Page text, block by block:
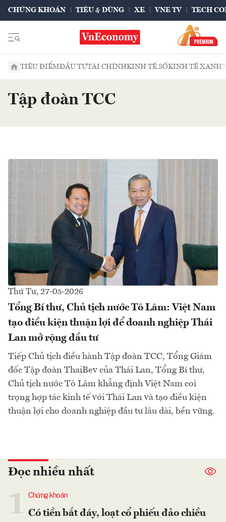
CHỨNG KHOÁN TIÊU & DÙNG XE VNE TV TECH
TIÊU ĐIỂMĐẦU TƯTÀI CHÍNHKINH TẾ SỐKINH TẾ XANH
Tập đoàn TCC
Thứ Tư, 27-05-2026
Tổng Bí thư, Chủ tịch nước Tô Lâm: Việt Nam
tạo điều kiện thuận lợi để doanh nghiệp Thái
Lan mở rộng đầu tư
Tiếp Chủ tịch điều hành Tập đoàn TCC, Tổng Giám
đốc Tập đoàn ThaiBev của Thái Lan, Tổng Bí thư,
Chủ tịch nước Tô Lâm khẳng định Việt Nam coi
trọng hợp tác kinh tế với Thái Lan và tạo điều kiện
thuận lợi cho doanh nghiệp đầu tư lâu dài, bền vững.
Đọc nhiều nhất
Chứng khoán
Có tiền bắt đáy, loạt cổ phiếu đảo chiều